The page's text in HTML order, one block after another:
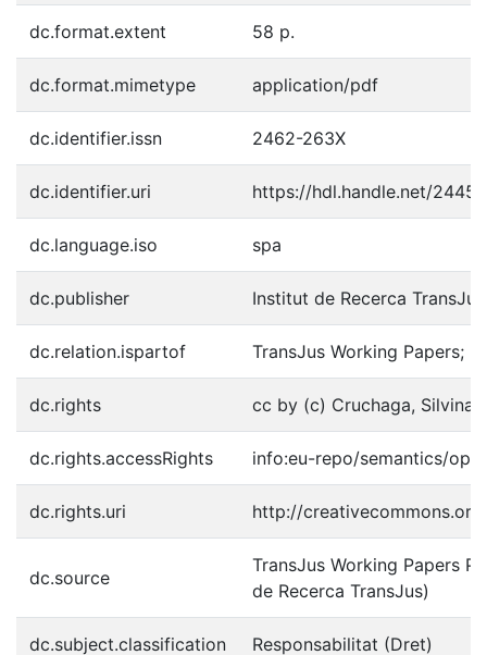
dc.format.extent 58 p.
dc.format.mimetype application/pdf
dc.identifier.issn 2462-263X
dc.identifier.uri https://hdl.handle.net/2445/
dc.language.iso spa
dc.publisher Institut de Recerca TransJus
dc.relation.ispartof TransJus Working Papers;
dc.rights cc by (c) Cruchaga, Silvina
dc.rights.accessRights info:eu-repo/semantics/
dc.rights.uri http://
dc.source
TransJus Working Papers
de Recerca TransJus)
dc.subject.classification Responsabilitat (Dret)